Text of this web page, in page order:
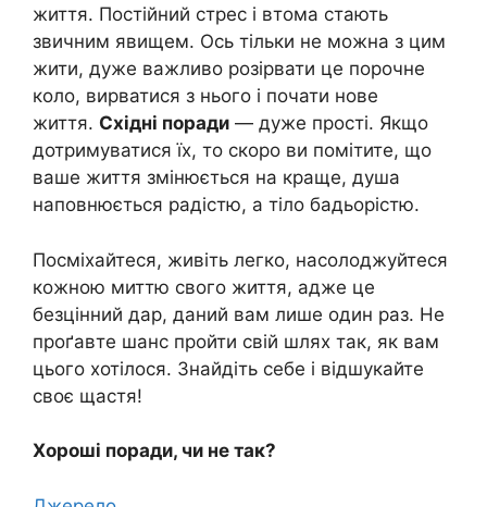
життя. Постійний стрес і втома стають
звичним явищем. Ось тільки не можна з цим
жити, дуже важливо розірвати це порочне
коло, вирватися з нього і почати нове
життя. Східні поради — дуже прості. Якщо
дотримуватися їх, то скоро ви помітите, що
ваше життя змінюється на краще, душа
наповнюється радістю, а тіло бадьорістю.
Посміхайтеся, живіть легко, насолоджуйтеся
кожною миттю свого життя, адже це
безцінний дар, даний вам лише один раз. Не
проґавте шанс пройти свій шлях так, як вам
цього хотілося. Знайдіть себе і відшукайте
своє щастя!
Хороші поради, чи не так?